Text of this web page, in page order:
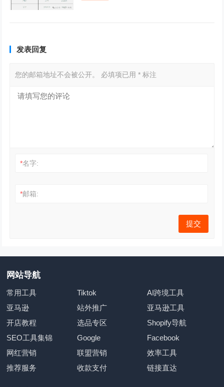
发表回复
您的邮箱地址不会被公开。 必填项已用* 标注
*名字:
*邮箱:
网站导航
常用工具 Tiktok
AI跨境工具
亚马逊
站外推广
亚马逊工具
开店教程
选品专区
Shopify导航
SEO工具集锦
Google
Facebook
网红营销
联盟营销
效率工具
推荐服务
收款支付 链接直达